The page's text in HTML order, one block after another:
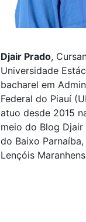
Djair Prado,
Universidade
bacharel em
Federal do Piauí
atuo desde 2015
meio do Blog
do Baixo
Lençóis